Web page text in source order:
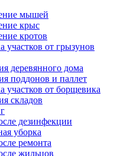
мышей
крыс
кротов
участков от грызунов
деревянного дома
поддонов и паллет
участков от борщевика
складов
дезинфекции
уборка
ремонта
жильцов